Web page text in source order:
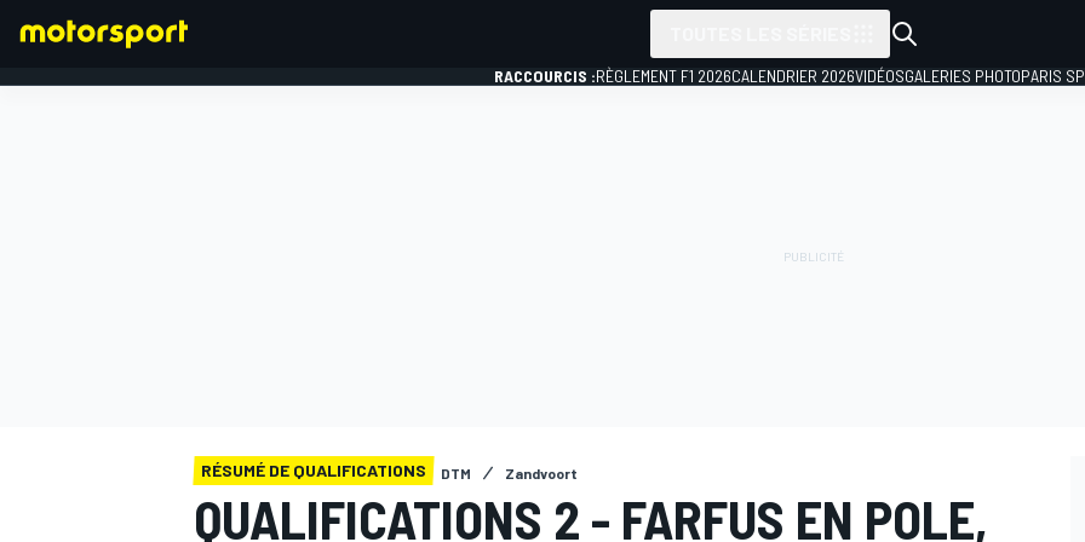
RACCOURCIS :RÈGLEMENT F1 2026CALENDRIER 2026VIDÉOSGALERIES PHOTOPARIS
RÉSUMÉ DE QUALIFICATIONS DTM Zandvoort
QUALIFICATIONS 2 - FARFUS EN POLE,